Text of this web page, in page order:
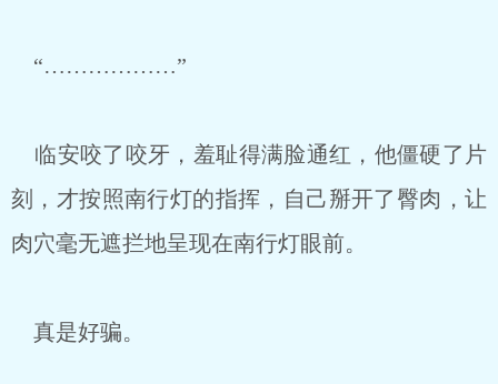
“………………”
临安咬了咬牙，羞耻得满脸通红，他僵硬了片
刻，才按照南行灯的指挥，自己掰开了臀肉，让
肉穴毫无遮拦地呈现在南行灯眼前。
真是好骗。